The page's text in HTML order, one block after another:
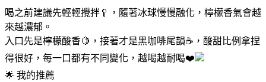
喝之前建議先輕輕攪拌🥄，隨著冰球慢慢融化，檸檬香氣會越
來越濃郁。
入口先是檸檬酸香🍋，接著才是黑咖啡尾韻☕，酸甜比例拿捏
得很好，每一口都有不同變化，越喝越耐喝❤️
🌟 我的推薦